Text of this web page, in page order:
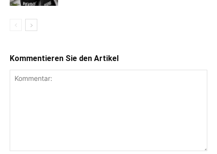
Kommentieren Sie den Artikel